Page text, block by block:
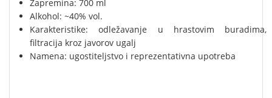
Zapremina: 700 ml
Alkohol: ~40% vol.
Karakteristike: odležavanje u hrastovim buradima,
filtracija kroz javorov ugalj
Namena: ugostiteljstvo i reprezentativna upotreba